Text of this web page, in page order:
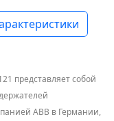
представляет собой
ABB в Германии,